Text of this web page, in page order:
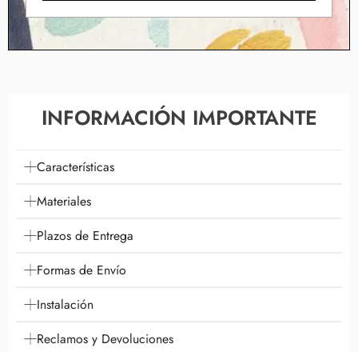
INFORMACIÓN IMPORTANTE
Características
Materiales
Plazos de Entrega
Formas de Envío
Instalación
Reclamos y Devoluciones